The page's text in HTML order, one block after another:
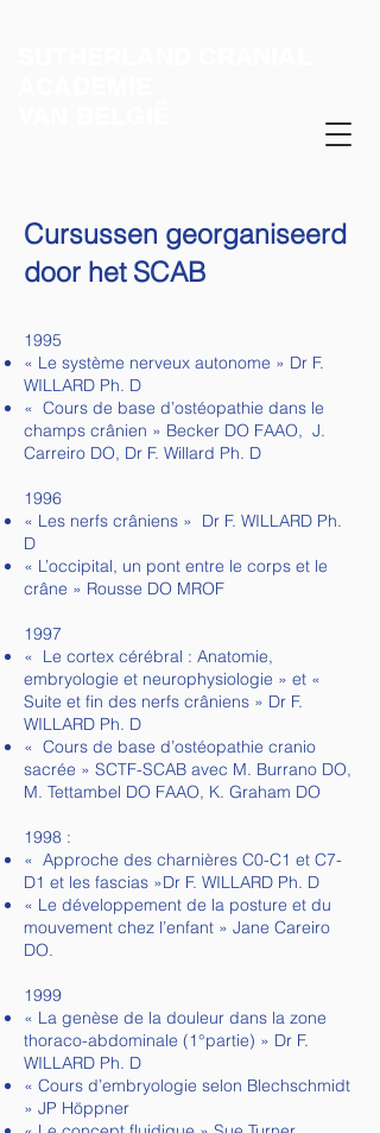
Cursussen georganiseerd
door het SCAB
1995
« Le système nerveux autonome » Dr F.
WILLARD Ph. D
« Cours de base d’ostéopathie dans le
champs crânien » Becker DO FAAO, J.
Carreiro DO, Dr F. Willard Ph. D
1996
« Les nerfs crâniens » Dr F. WILLARD Ph.
D
« L’occipital, un pont entre le corps et le
crâne » Rousse DO MROF
1997
« Le cortex cérébral : Anatomie,
embryologie et neurophysiologie » et «
Suite et fin des nerfs crâniens » Dr F.
WILLARD Ph. D
« Cours de base d’ostéopathie cranio
sacrée » SCTF-SCAB avec M. Burrano DO,
M. Tettambel DO FAAO, K. Graham DO
1998 :
« Approche des charnières C0-C1 et C7-
D1 et les fascias »Dr F. WILLARD Ph. D
« Le développement de la posture et du
mouvement chez l’enfant » Jane Careiro
DO.
1999
« La genèse de la douleur dans la zone
thoraco-abdominale (1°partie) » Dr F.
WILLARD Ph. D
« Cours d’embryologie selon Blechschmidt
» JP Höppner